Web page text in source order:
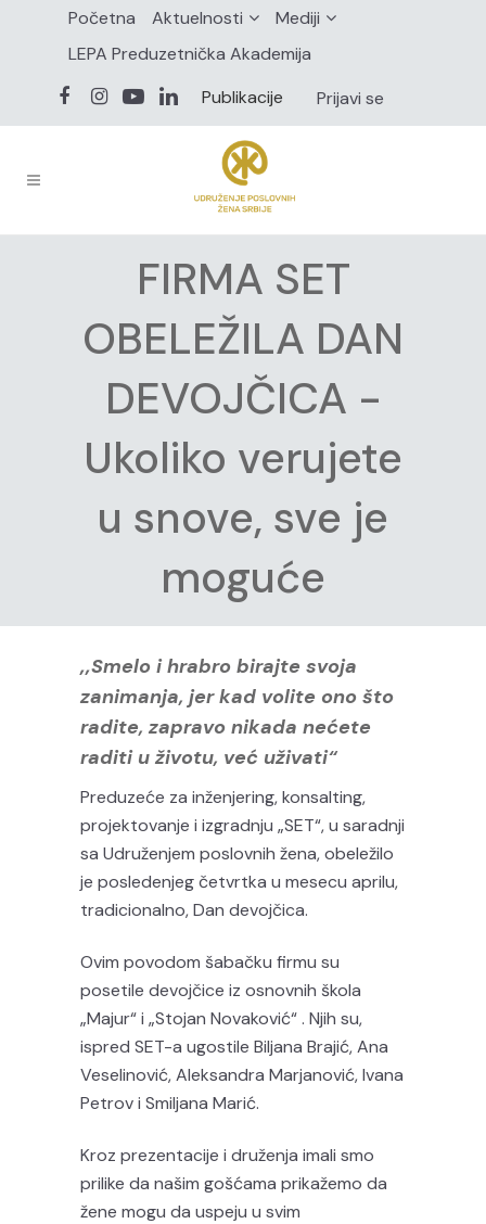
Početna Aktuelnosti
Mediji
LEPA Preduzetnička Akademija
Publikacije
Prijavi se
FIRMA SET
OBELEŽILA DAN
DEVOJČICA -
Ukoliko verujete
u snove, sve je
moguće
‚‚Smelo i hrabro birajte svoja
zanimanja, jer kad volite ono što
radite, zapravo nikada nećete
raditi u životu, već uživati“
Preduzeće za inženjering, konsalting,
projektovanje i izgradnju „SET“, u saradnji
sa Udruženjem poslovnih žena, obeležilo
je posledenjeg četvrtka u mesecu aprilu,
tradicionalno, Dan devojčica.
Ovim povodom šabačku firmu su
posetile devojčice iz osnovnih škola
„Majur“ i „Stojan Novaković“ . Njih su,
ispred SET-a ugostile Biljana Brajić, Ana
Veselinović, Aleksandra Marjanović, Ivana
Petrov i Smiljana Marić.
Kroz prezentacije i druženja imali smo
prilike da našim gošćama prikažemo da
žene mogu da uspeju u svim